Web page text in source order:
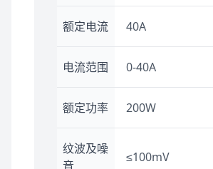
额定电流 40A
电流范围 0-40A
额定功率 200W
纹波及噪
音
≤100mV